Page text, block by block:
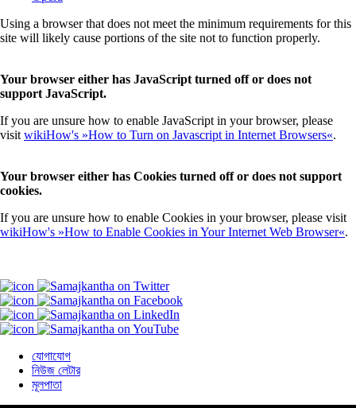
Using a browser that does not meet the minimum requirements for this
site will likely cause portions of the site not to function properly.
Your browser either has JavaScript turned off or does not
support JavaScript.
If you are unsure how to enable JavaScript in your browser, please
visit wikiHow's »How to Turn on Javascript in Internet Browsers«.
Your browser either has Cookies turned off or does not support
cookies.
If you are unsure how to enable Cookies in your browser, please visit
wikiHow's »How to Enable Cookies in Your Internet Web Browser«.
যোগাযোগ
নিউজ লেটার
মূলপাতা